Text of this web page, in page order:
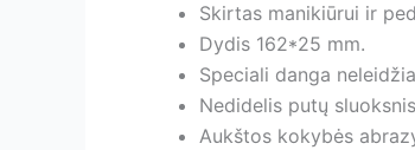
Skirtas manikiūrui ir
Dydis 162*25 mm.
Speciali danga
Nedidelis putų
Aukštos kokybės